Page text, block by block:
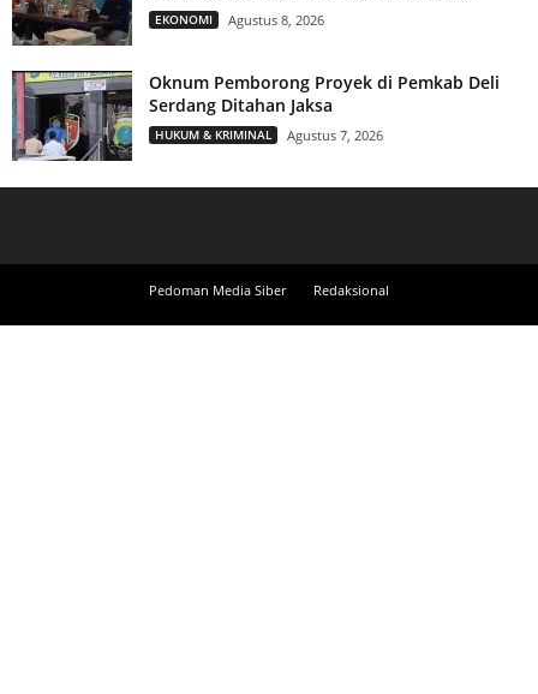
EKONOMI Agustus 8, 2026
Oknum Pemborong Proyek di Pemkab Deli
Serdang Ditahan Jaksa
HUKUM & KRIMINAL Agustus 7, 2026
Pedoman Media Siber Redaksional